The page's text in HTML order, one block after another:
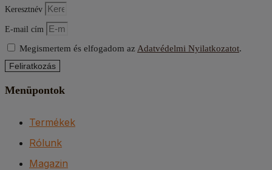
Keresztnév
E-mail cím
Megismertem és elfogadom az Adatvédelmi Nyilatkozatot.
Feliratkozás
Menüpontok
Termékek
Rólunk
Magazin